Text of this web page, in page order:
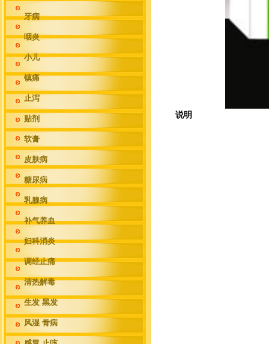
牙病
咽炎
小儿
镇痛
止泻
贴剂
软膏
皮肤病
糖尿病
乳腺病
补气养血
妇科消炎
调经止痛
清热解毒
生发 黑发
风湿 骨病
说明